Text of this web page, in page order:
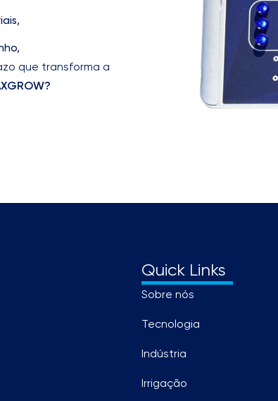
que transforma a
Quick Links
Sobre nós
Tecnologia
Indústria
Irrigação